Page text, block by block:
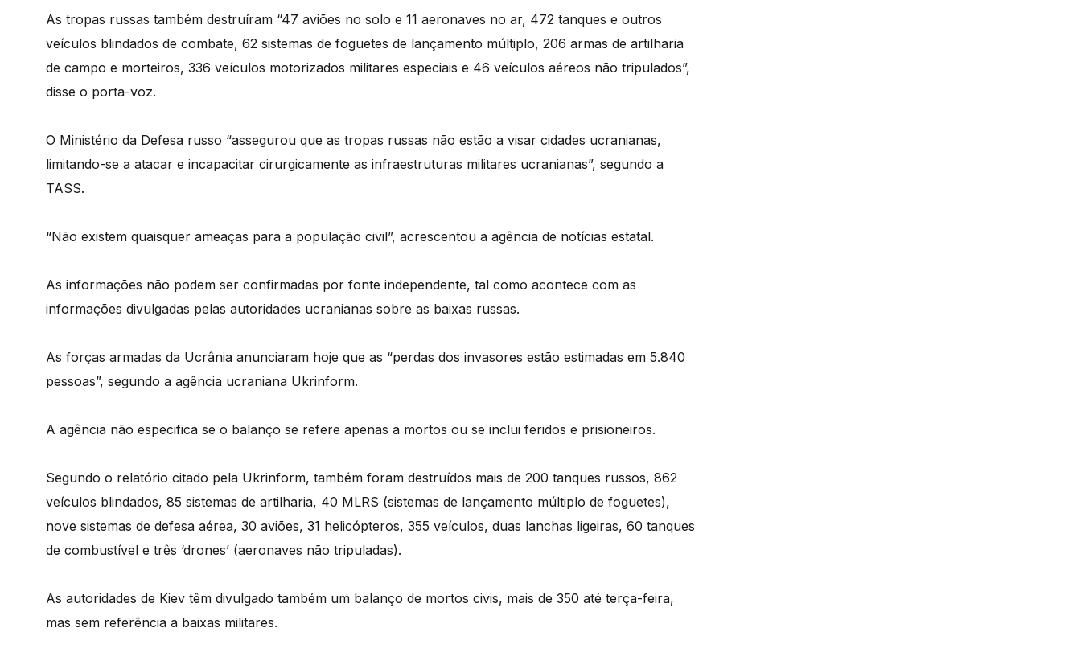
As tropas russas também destruíram “47 aviões no solo e 11 aeronaves no ar, 472 tanques e outros
veículos blindados de combate, 62 sistemas de foguetes de lançamento múltiplo, 206 armas de artilharia
de campo e morteiros, 336 veículos motorizados militares especiais e 46 veículos aéreos não tripulados”,
disse o porta-voz.
O Ministério da Defesa russo “assegurou que as tropas russas não estão a visar cidades ucranianas,
limitando-se a atacar e incapacitar cirurgicamente as infraestruturas militares ucranianas”, segundo a
TASS.
“Não existem quaisquer ameaças para a população civil”, acrescentou a agência de notícias estatal.
As informações não podem ser confirmadas por fonte independente, tal como acontece com as
informações divulgadas pelas autoridades ucranianas sobre as baixas russas.
As forças armadas da Ucrânia anunciaram hoje que as “perdas dos invasores estão estimadas em 5.840
pessoas”, segundo a agência ucraniana Ukrinform.
A agência não especifica se o balanço se refere apenas a mortos ou se inclui feridos e prisioneiros.
Segundo o relatório citado pela Ukrinform, também foram destruídos mais de 200 tanques russos, 862
veículos blindados, 85 sistemas de artilharia, 40 MLRS (sistemas de lançamento múltiplo de foguetes),
nove sistemas de defesa aérea, 30 aviões, 31 helicópteros, 355 veículos, duas lanchas ligeiras, 60 tanques
de combustível e três ‘drones’ (aeronaves não tripuladas).
As autoridades de Kiev têm divulgado também um balanço de mortos civis, mais de 350 até terça-feira,
mas sem referência a baixas militares.